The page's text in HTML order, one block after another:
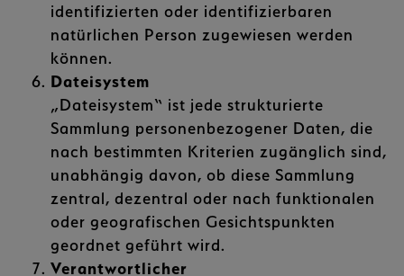
identifizierten oder identifizierbaren
natürlichen Person zugewiesen werden
können.
Dateisystem
„Dateisystem“ ist jede strukturierte
Sammlung personenbezogener Daten, die
nach bestimmten Kriterien zugänglich sind,
unabhängig davon, ob diese Sammlung
zentral, dezentral oder nach funktionalen
oder geografischen Gesichtspunkten
geordnet geführt wird.
Verantwortlicher